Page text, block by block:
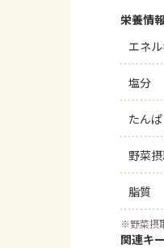
栄養情
エネ
塩分
たん
野菜
脂質
※野菜摂
関連キ